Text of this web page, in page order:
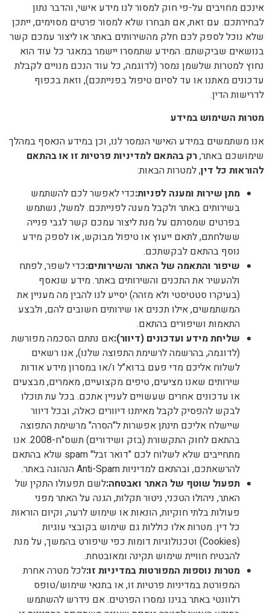
אינכם מחויבים על-פי חוק למסור לנו מידע אישי, והדבר נתון
לבחירתכם. עם זאת, אם תבחרו שלא למסור פרטים מסוימים, ייתכן
שלא נוכל לספק לכם חלק מהשירותים באתר או ליצור עמכם קשר
בנושאים שביקשתם. המידע שתמסרו יישמר במאגר כל עוד הוא
נחוץ למטרות שלשמן נמסר (לדוגמה, כל עוד הנכם מנויים לקבלת
עדכונים מאתנו או עד לסיום טיפול בפנייתכם), וזאת בכפוף
לדרישות הדין.
מטרות השימוש במידע
אנו משתמשים במידע האישי הנמסר לנו, וכן במידע הנאסף במהלך
שימושכם באתר,רק בהתאם למדיניות פרטיות זו או בהתאם
להוראות כל דין, למטרות הבאות:
מתן שירות ומענה לפניות:כדי לאפשר לכם להשתמש
בשירותים באתר ולקבל מענה לפנייתכם. למשל, נשתמש
בפרטים שמסרתם על מנת ליצור עמכם קשר לגבי פנייה
ששלחתם, לתאם ייעוץ או טיפול מבוקש, או לספק מידע
נוסף בהתאם לבקשתכם.
שיפור והתאמה של האתר והשירותים:כדי לשפר, לפתח
ולהעשיר את התכנים והשירותים באתר. מידע שנאסף
(בעיקרו סטטיסטי ולא מזהה) יסייע לנו להבין מה מעניין את
המשתמשים, אילו תכנים או שירותים חשובים להם, ולבצע
התאמות ושיפורים בהתאם.
שליחת מידע ועדכונים (דיוור):אם נתתם הסכמה מפורשת
(לדוגמה, בהרשמה לרשימת התפוצה שלנו), אנו רשאים
לשלוח אליכם מדי פעם בדוא"ל ו/או במסרון מידע אודות
שירותים שאנו מציעים, טיפים מקצועיים, מאמרים, מבצעים
או עדכונים אחרים שעשויים לעניין אתכם. בכל עת תוכלו
לבקש להפסיק לקבל מאיתנו דיוורים כאלה, ובכל דיוור
שיישלח אליכם תינתן אפשרות ל"הסרה" מרשימת התפוצה
בהתאם לחוק התקשורת (בזק ושידורים) תשס"ח-2008. אנו
מתחייבים שלא לשלוח לכם "דואר זבל" spam שלא בהתאם
להרשאתכם, ובהתאם למדיניות Anti-Spam הנהוגה באתר.
תפעול שוטף של האתר ואבטחה:לשם תפעולו התקין של
האתר, ניהולו הטכני, ניטור תקלות, הגנה על האתר מפני
פעולות בלתי חוקיות, הונאות או שימוש לרעה, וקיום הוראות
כל דין. מטרות אלו כוללות גם שימוש בקובצי עוגיות
(Cookies) וטכנולוגיות דומות כפי שיפורט בהמשך, על מנת
להבטיח חוויית שימוש תקינה ומאובטחת.
מטרות נוספות המפורטות במדיניות זו:לכל מטרה אחרת
המפורטת במדיניות פרטיות זו, או בתנאי שימוש/טופס
רלוונטי באתר בגינו נמסרו הפרטים. אם נידרש להשתמש